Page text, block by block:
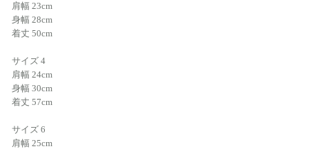
肩幅 23cm
身幅 28cm
着丈 50cm
サイズ 4
肩幅 24cm
身幅 30cm
着丈 57cm
サイズ 6
肩幅 25cm